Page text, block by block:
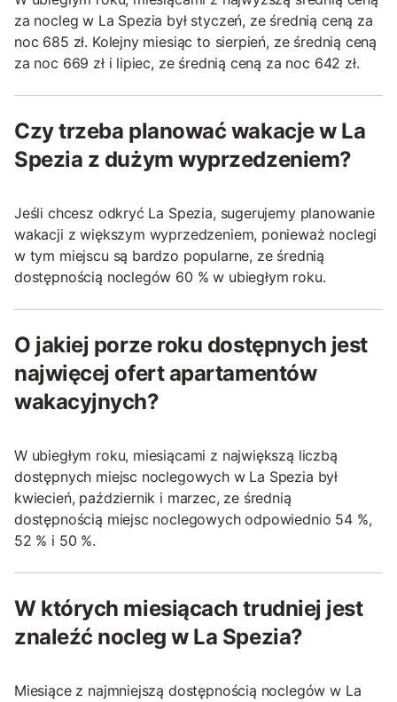
za nocleg w La Spezia był styczeń, ze średnią ceną za
noc 685 zł. Kolejny miesiąc to sierpień, ze średnią ceną
za noc 669 zł i lipiec, ze średnią ceną za noc 642 zł.
Czy trzeba planować wakacje w La
Spezia z dużym wyprzedzeniem?
Jeśli chcesz odkryć La Spezia, sugerujemy planowanie
wakacji z większym wyprzedzeniem, ponieważ noclegi
w tym miejscu są bardzo popularne, ze średnią
dostępnością noclegów 60 % w ubiegłym roku.
O jakiej porze roku dostępnych jest
najwięcej ofert apartamentów
wakacyjnych?
W ubiegłym roku, miesiącami z największą liczbą
dostępnych miejsc noclegowych w La Spezia był
kwiecień, październik i marzec, ze średnią
dostępnością miejsc noclegowych odpowiednio 54 %,
52 % i 50 %.
W których miesiącach trudniej jest
znaleźć nocleg w La Spezia?
Miesiące z najmniejszą dostępnością noclegów w La